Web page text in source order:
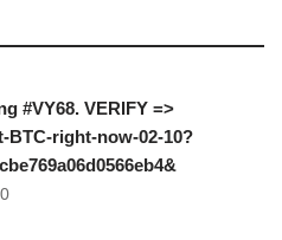
#VY68. VERIFY =>
BTC-right-now-02-10?